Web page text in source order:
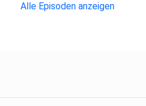
Alle Episoden anzeigen